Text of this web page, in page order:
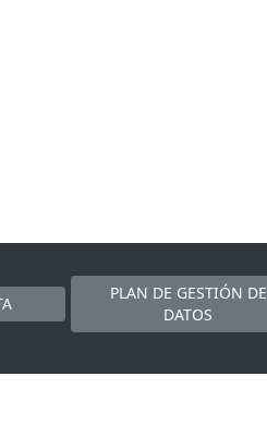
PLAN DE GESTIÓN DE
DATOS